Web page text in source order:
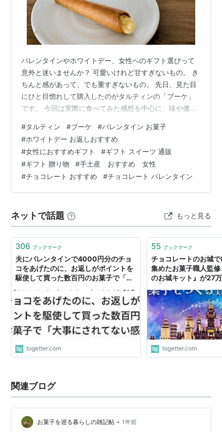
バレンタインやホワイトデー、女性へのギフト選びって
意外と迷いませんか？ 可愛いけれど甘すぎないもの。 き
ちんと感があって、でも重すぎないもの。 先日、見た目
にひと目惚れして購入したのがタルティンの「ブーケ」
です。 今回は実際に食べてみた感想を中心に、味や価
ビューします。 実際に購入を検討している方の参考にな
れば嬉しいです。 ◆タルティン「ブーケ」ってどんなお
菓子？ ◆見た目が可愛い！女性へのギフトにぴったり ◆
実際に食べてみた感想（甘すぎない？） ◆値段は？ギフ
トとしてどう？ ◆バレンタイン・ホワイトデーのお返し
にも使える？ ◆どこで買える？通…
#タルティン #ブーケ #バレンタイン お菓子
#ホワイトデー お返しおすすめ
#女性におすすめギフト #ギフト スイーツ 通販
#ギフト 贈り物 #手土産 おすすめ 女性
#チョコレート おすすめ #チョコレート バレンタイン
ネットで話題 もっと見る
306 ブックマーク
夫にバレンタインで4000円分のチョ
コをあげたのに、お返しがポイントを
駆使して買った数百円のお菓子で「大
togetter.com
55 ブックマーク
チョコレートのお城
集めたお菓子職人監
のお城キット』が27
で決まりですね｣
togetter.com
関連ブログ
お菓子を巡る暮らしの雑記帖 • 1年前